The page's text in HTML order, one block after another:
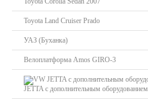
Toyota Land Cruiser Prado
УАЗ (Буханка)
Велоплатформа Amos GIRO-3
JETTA с дополнительным оборудованием